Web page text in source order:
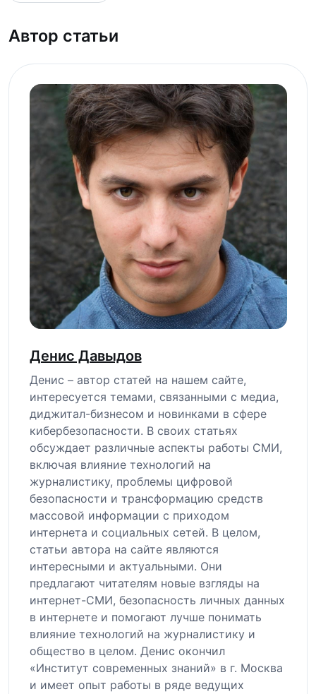
Автор статьи
Денис Давыдов
Денис – автор статей на нашем сайте,
интересуется темами, связанными с медиа,
диджитал-бизнесом и новинками в сфере
кибербезопасности. В своих статьях
обсуждает различные аспекты работы СМИ,
включая влияние технологий на
журналистику, проблемы цифровой
безопасности и трансформацию средств
массовой информации с приходом
интернета и социальных сетей. В целом,
статьи автора на сайте являются
интересными и актуальными. Они
предлагают читателям новые взгляды на
интернет-СМИ, безопасность личных данных
в интернете и помогают лучше понимать
влияние технологий на журналистику и
общество в целом. Денис окончил
«Институт современных знаний» в г. Москва
и имеет опыт работы в ряде ведущих